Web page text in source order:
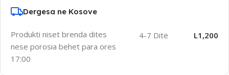
Dergesa ne Kosove
Produkti niset brenda dites
nese porosia behet para ores
17:00
4-7 Ditë L1,200